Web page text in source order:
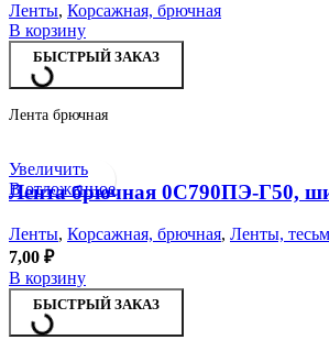
Ленты, Корсажная, брючная
В корзину
БЫСТРЫЙ ЗАКАЗ
Лента брючная
Увеличить
В отложенное
Лента брючная 0С790ПЭ-Г50,
Ленты, Корсажная, брючная, Ленты,
7,00 ₽
В корзину
БЫСТРЫЙ ЗАКАЗ